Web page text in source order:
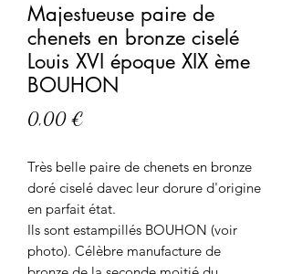
Majestueuse paire de
chenets en bronze ciselé
Louis XVI époque XIX ème
BOUHON
0,00 €
Très belle paire de chenets en bronze
doré ciselé davec leur dorure d'origine
en parfait état.
Ils sont estampillés BOUHON (voir
photo). Célèbre manufacture de